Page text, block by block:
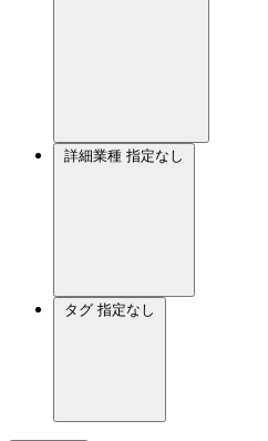
詳細業種 指定なし
タグ 指定なし